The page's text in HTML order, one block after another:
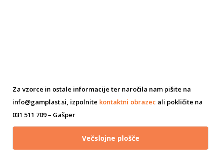
Za vzorce in ostale informacije ter naročila nam pišite na
info@gamplast.si, izpolnite kontaktni obrazec ali pokličite na
031 511 709 – Gašper
Večslojne plošče